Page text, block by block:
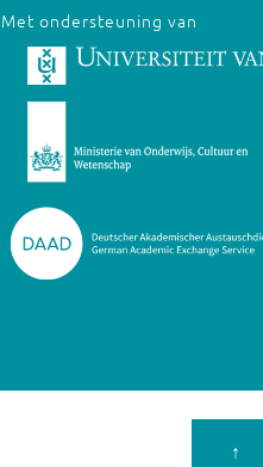
Met ondersteuning van
↑